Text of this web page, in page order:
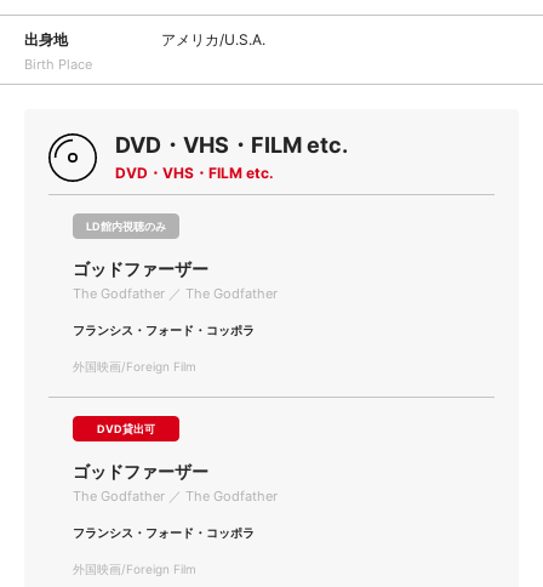
出身地
Birth Place
アメリカ/U.S.A.
DVD・VHS・FILM etc.
DVD・VHS・FILM etc.
LD館内視聴のみ
ゴッドファーザー
The Godfather ／ The Godfather
フランシス・フォード・コッポラ
外国映画/Foreign Film
DVD貸出可
ゴッドファーザー
The Godfather ／ The Godfather
フランシス・フォード・コッポラ
外国映画/Foreign Film